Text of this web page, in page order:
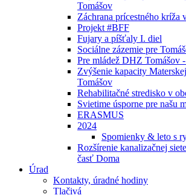
Tomášov
Záchrana prícestného kríža
Projekt #BFF
Fujary a píšťaly I. diel
Sociálne zázemie pre
Pre mládež DHZ Tomášov
Zvýšenie kapacity
Tomášov
Rehabilitačné stredisko v
Svietime úsporne pre našu
ERASMUS
2024
Spomienky & leto s
Rozšírenie kanalizačnej
časť Doma
Úrad
Kontakty, úradné hodiny
Tlačivá